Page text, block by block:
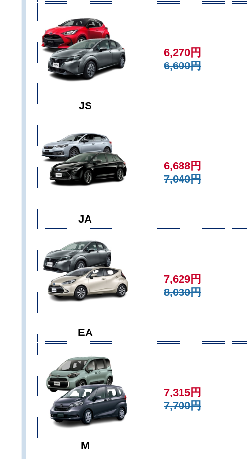
JS
6,270円
6,600円
JA
6,688円
7,040円
EA
7,629円
8,030円
M
7,315円
7,700円